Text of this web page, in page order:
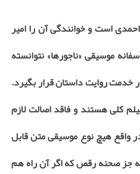
است و خوانندگی آن را امیر
موسیقی «ناجورها» نتوانسته
روایت داستان قرار بگیرد.
کلی هستند و فاقد اصالت لازم
واقع هیچ نوع موسیقی متن قابل
جز صحنه رقص که اگر آن راه هم